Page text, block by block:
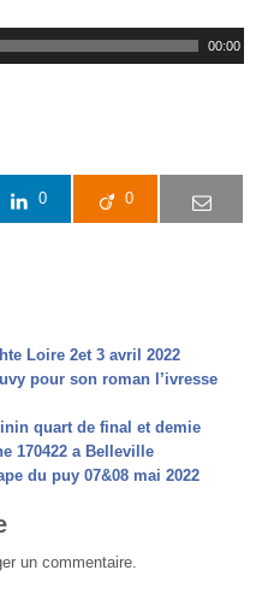
00:00
0 0
Loire 2et 3 avril 2022
pour son roman l’ivresse
quart de final et demie
170422 a Belleville
du puy 07&08 mai 2022
un commentaire.